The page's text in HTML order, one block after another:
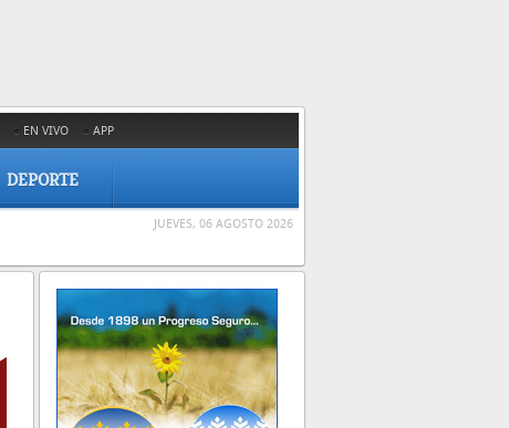
EN VIVO APP
DEPORTE
JUEVES, 06 AGOSTO 2026